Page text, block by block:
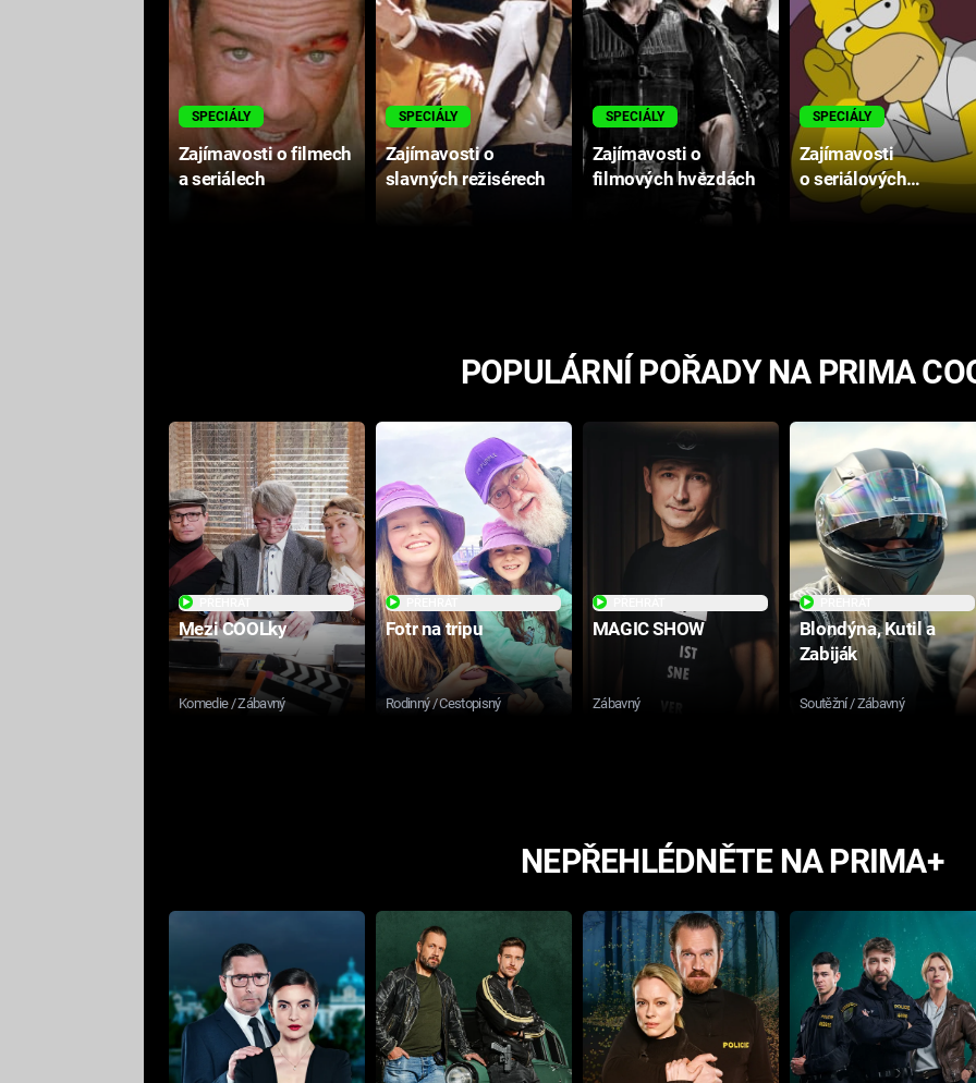
SPECIÁLY
Zajímavosti o filmech
a seriálech
SPECIÁLY
Zajímavosti o
slavných režisérech
SPECIÁLY
Zajímavosti o
filmových hvězdách
SPECIÁLY
Zajímavosti
o seriálových
postavách
POPULÁRNÍ POŘADY NA PRIMA
Mezi COOLky
Komedie / Zábavný
Fotr na tripu
Rodinný / Cestopisný
MAGIC SHOW
Zábavný
Blondýna, Kutil a
Zabiják
Soutěžní / Zábavný
NEPŘEHLÉDNĚTE NA PRIMA+